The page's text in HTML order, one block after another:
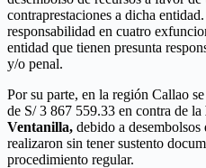
contraprestaciones a dicha
responsabilidad en cuatro
entidad que tienen presunta
y/o penal.
Por su parte, en la región Callao
de S/ 3 867 559.33 en contra de la
Ventanilla, debido a
realizaron sin tener sustento
procedimiento regular.